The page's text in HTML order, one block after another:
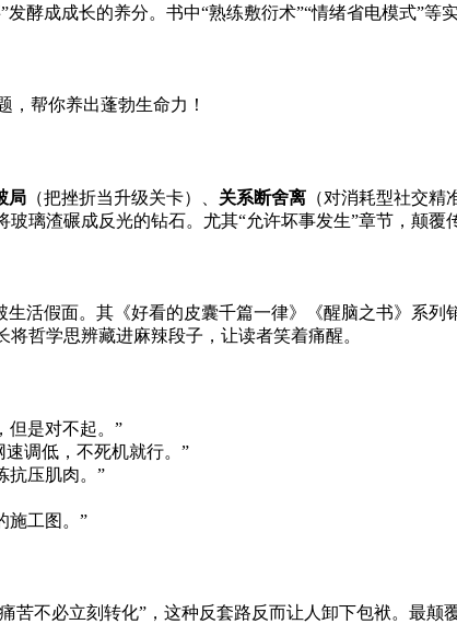
酵成成长的养分。书中“熟练敷衍术”“情绪省电模式”等
局 （把挫折当升级关卡）、 关系断舍离 （对消耗型社交精
璃渣碾成反光的钻石。尤其“允许坏事发生”章节，颠
活假面。其《好看的皮囊千篇一律》《醒脑之书》系
哲学思辨藏进麻辣段子，让读者笑着痛醒。
但是对不起。”
调低，不死机就行。”
抗压肌肉。”
施工图。”
苦不必立刻转化”，这种反套路反而让人卸下包袱。最